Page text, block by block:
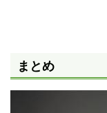
まとめ